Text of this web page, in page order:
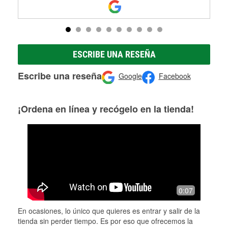
ESCRIBE UNA RESEÑA
Escribe una reseña Google Facebook
¡Ordena en línea y recógelo en la tienda!
0:07
En ocasiones, lo único que quieres es entrar y salir de la
tienda sin perder tiempo. Es por eso que ofrecemos la